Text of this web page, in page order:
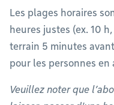
Les plages horaires
heures justes (ex. 10
terrain 5 minutes
pour les personnes en
Veuillez noter que